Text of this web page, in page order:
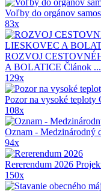
Voľby do orgánov
83x
ROZVOJ
A BOLATICE Článok ...
129x
Pozor na vysoké teploty
108x
Oznam - Medzinárodný
94x
Rererendum 2026
150x